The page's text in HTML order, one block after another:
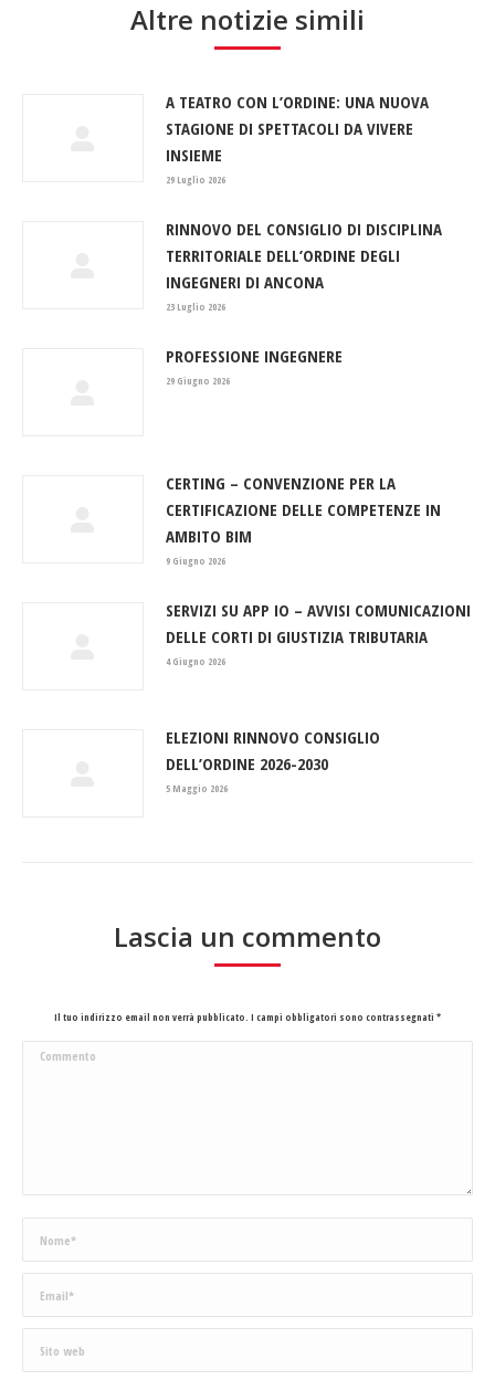
Altre notizie simili
A TEATRO CON L’ORDINE: UNA NUOVA
STAGIONE DI SPETTACOLI DA VIVERE
INSIEME
29 Luglio 2026
RINNOVO DEL CONSIGLIO DI DISCIPLINA
TERRITORIALE DELL’ORDINE DEGLI
INGEGNERI DI ANCONA
23 Luglio 2026
PROFESSIONE INGEGNERE
29 Giugno 2026
CERTING – CONVENZIONE PER LA
CERTIFICAZIONE DELLE COMPETENZE IN
AMBITO BIM
9 Giugno 2026
SERVIZI SU APP IO – AVVISI COMUNICAZIONI
DELLE CORTI DI GIUSTIZIA TRIBUTARIA
4 Giugno 2026
ELEZIONI RINNOVO CONSIGLIO
DELL’ORDINE 2026-2030
5 Maggio 2026
Lascia un commento
Il tuo indirizzo email non verrà pubblicato. I campi obbligatori sono contrassegnati *
Commento
Nome *
Email *
Sito web